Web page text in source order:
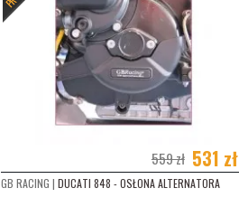
SUZUKI GSX-R 600/750 (2011 - 2017)
SUZUKI SV 650 (2003 - 2003) (3)
SUZUKI SV 650 (2004 - 2008) (3)
SUZUKI GSX-R 1000 (2005 - 2006) (3)
559 zł 531 zł
GB RACING | DUCATI 848 - OSŁONA ALTERNATORA